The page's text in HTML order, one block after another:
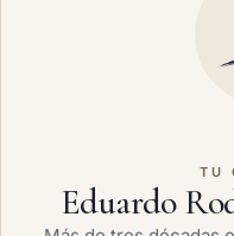
TU
Eduardo